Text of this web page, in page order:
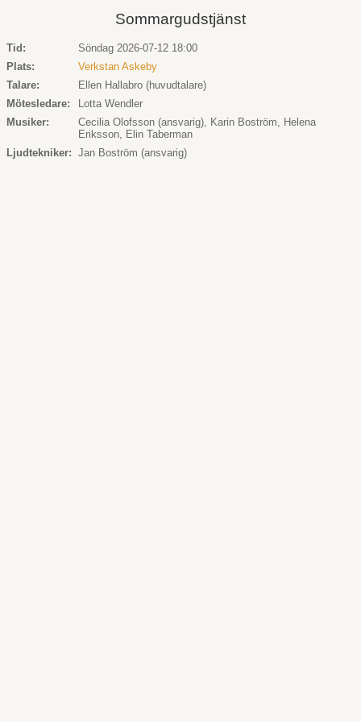
Sommargudstjänst
Tid:
Söndag 2026-07-12 18:00
Plats:
Verkstan Askeby
Talare:
Ellen Hallabro (huvudtalare)
Mötesledare:
Lotta Wendler
Musiker:
Cecilia Olofsson (ansvarig), Karin Boström, Helena
Eriksson, Elin Taberman
Ljudtekniker: Jan Boström (ansvarig)